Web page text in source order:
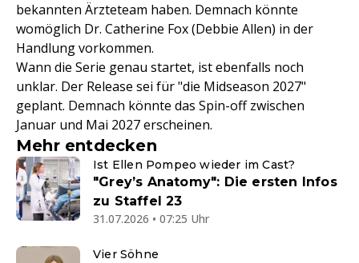
bekannten Ärzteteam haben. Demnach könnte
womöglich Dr. Catherine Fox (Debbie Allen) in der
Handlung vorkommen.
Wann die Serie genau startet, ist ebenfalls noch
unklar. Der Release sei für "die Midseason 2027"
geplant. Demnach könnte das Spin-off zwischen
Januar und Mai 2027 erscheinen.
Mehr entdecken
Ist Ellen Pompeo wieder im Cast?
"Grey’s Anatomy": Die ersten Infos
zu Staffel 23
31.07.2026 • 07:25 Uhr
Vier Söhne